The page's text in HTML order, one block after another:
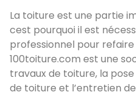
La toiture est une partie
cest pourquoi il est
professionnel pour
100toiture.com est une
travaux de toiture, la
de toiture et l’entretien